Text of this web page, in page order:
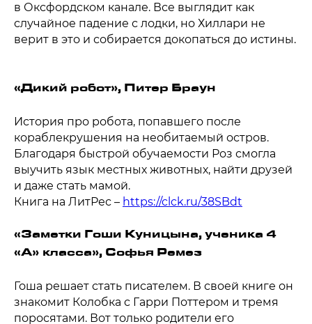
в Оксфордском канале. Все выглядит как
случайное падение с лодки, но Хиллари не
верит в это и собирается докопаться до истины.
«Дикий робот», Питер Браун
История про робота, попавшего после
кораблекрушения на необитаемый остров.
Благодаря быстрой обучаемости Роз смогла
выучить язык местных животных, найти друзей
и даже стать мамой.
Книга на ЛитРес – https://clck.ru/38SBdt
«Заметки Гоши Куницына, ученика 4
«А» класса», Софья Ремез
Гоша решает стать писателем. В своей книге он
знакомит Колобка с Гарри Поттером и тремя
поросятами. Вот только родители его